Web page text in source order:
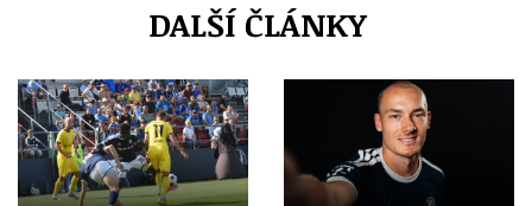
DALŠÍ ČLÁNKY